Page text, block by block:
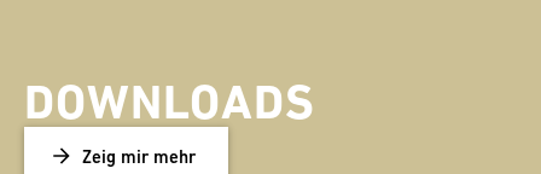
DOWNLOADS
Zeig mir mehr